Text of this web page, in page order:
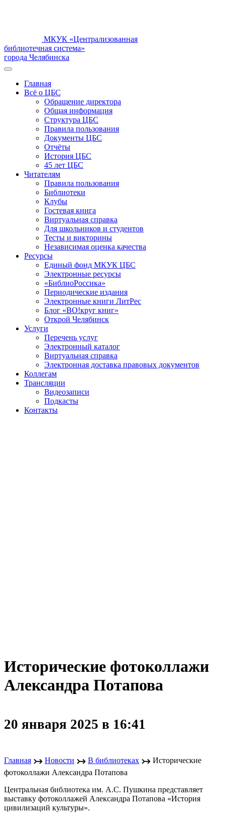
МКУК «Централизованная
библиотечная система»
города Челябинска
Главная
Всё о ЦБС
Обращение директора
Общая информация
Структура ЦБС
Правила пользования
Документы ЦБС
Отчёты
История ЦБС
45 лет ЦБС
Читателям
Правила пользования
Библиотеки
Клубы
Гостевая книга
Виртуальная справка
Для школьников и студентов
Тесты и викторины
Независимая оценка качества
Ресурсы
Единый фонд МКУК ЦБС
Электронные ресурсы
«БиблиоРоссика»
Периодические издания
Электронные книги ЛитРес
Блог «ВО!круг книг»
Открой Челябинск
Услуги
Перечень услуг
Электронный каталог
Виртуальная справка
Электронная доставка правовых документов
Коллегам
Трансляции
Видеозаписи
Подкасты
Контакты
Исторические фотоколлажи
Александра Потапова
20 января 2025 в 16:41
Главная ↣ Новости ↣ В библиотеках ↣ Исторические
фотоколлажи Александра Потапова
Центральная библиотека им. А.С. Пушкина представляет
выставку фотоколлажей Александра Потапова «История
цивилизаций культуры».